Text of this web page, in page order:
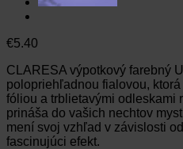
€5.40
CLARESA výpotkový farebný
polopriehľadnou fialovou,
fóliou a trblietavými odleskami
prináša do vašich nechtov
mení svoj vzhľad v závislosti
fascinujúci efekt.